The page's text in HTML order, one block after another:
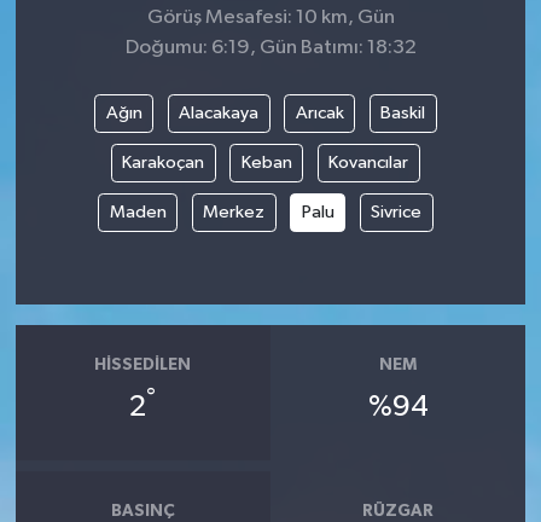
Görüş Mesafesi: 10 km, Gün
Doğumu: 6:19, Gün Batımı: 18:32
Ağın Alacakaya Arıcak Baskil
Karakoçan Keban Kovancılar
Maden Merkez Palu Sivrice
HISSEDILEN
2°
NEM
%94
BASINÇ RÜZGAR
Günün Haberleri
Yazarlarımız
Tüm Makaleler
Tüm Haberler
Son Dakika
Tüm Haberler